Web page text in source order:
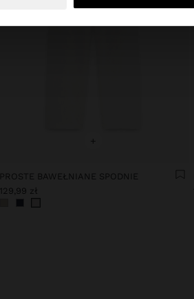
+
PROSTE BAWEŁNIANE SPODNIE
129,99 zł